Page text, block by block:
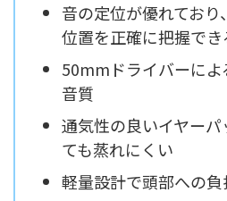
音の定位が優れており
位置を正確に把握でき
50mmドライバーによ
音質
通気性の良いイヤー
ても蒸れにくい
軽量設計で頭部への